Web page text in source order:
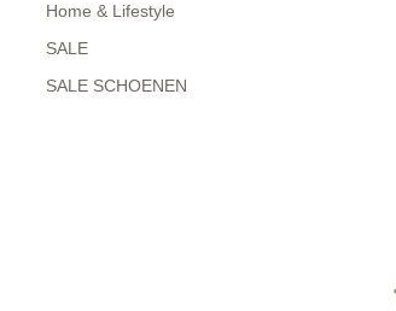
Home & Lifestyle
SALE
SALE SCHOENEN